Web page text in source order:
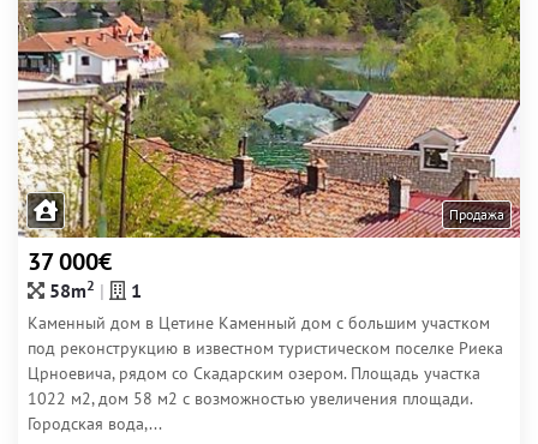
Продажа
37 000€
58m2 1
Каменный дом в Цетине Каменный дом с большим участком
под реконструкцию в известном туристическом поселке Риека
Црноевича, рядом со Скадарским озером. Площадь участка
1022 м2, дом 58 м2 с возможностью увеличения площади.
Городская вода,...